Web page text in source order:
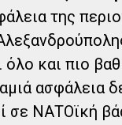
της
και πιο
ασφάλεια
σε ΝΑΤΟϊκή